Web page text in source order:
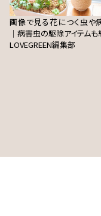
画像で見る花につく虫や
｜病害虫の駆除アイテム
LOVEGREEN編集部